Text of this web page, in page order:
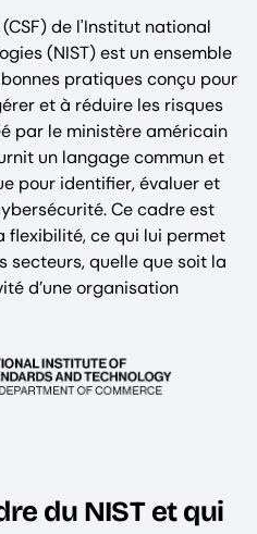
de l'Institut national
(NIST) est un ensemble
pratiques conçu pour
et à réduire les risques
par le ministère américain
un langage commun et
pour identifier, évaluer et
Ce cadre est
flexibilité, ce qui lui permet
secteurs, quelle que soit la
d’une organisation
du NIST et qui